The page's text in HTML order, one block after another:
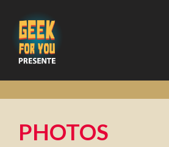
PHOTOS